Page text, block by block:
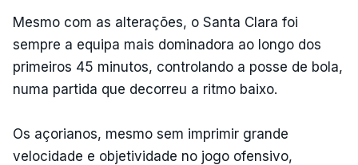
Mesmo com as alterações, o Santa Clara foi
sempre a equipa mais dominadora ao longo dos
primeiros 45 minutos, controlando a posse de bola,
numa partida que decorreu a ritmo baixo.
Os açorianos, mesmo sem imprimir grande
velocidade e objetividade no jogo ofensivo,